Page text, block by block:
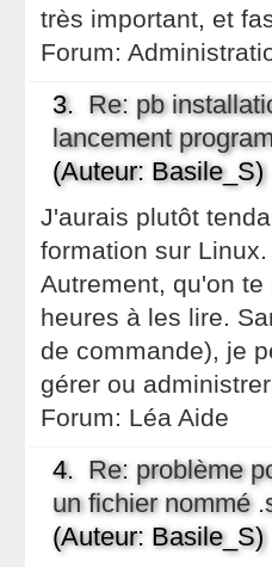
très important, et
Forum:
3. Re: pb
lancement
(Auteur: Basile_S)
J'aurais plutôt
formation sur
Autrement, qu'on
heures à les lire.
de commande), je
gérer ou
Forum: Léa Aide
4. Re: problème
un fichier nommé
(Auteur: Basile_S)